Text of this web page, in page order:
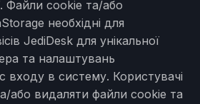
Файли cookie та/або
необхідні для
JediDesk для унікальної
та налаштувань
входу в систему. Користувачі
або видаляти файли cookie та